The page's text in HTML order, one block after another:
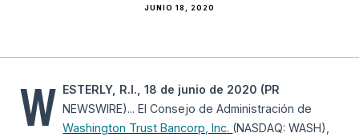
JUNIO 18, 2020
W ESTERLY, R.I., 18 de junio de 2020 (PR
NEWSWIRE)... El Consejo de Administración de
Washington Trust Bancorp, Inc. (NASDAQ: WASH),